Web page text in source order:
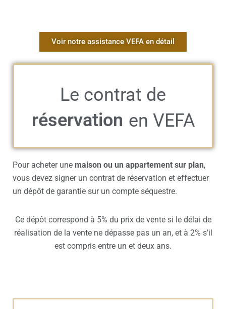
Voir notre assistance VEFA en détail
Le contrat de
réservation en VEFA
Pour acheter une maison ou un appartement sur plan,
vous devez signer un contrat de réservation et effectuer
un dépôt de garantie sur un compte séquestre.
Ce dépôt correspond à 5% du prix de vente si le délai de
réalisation de la vente ne dépasse pas un an, et à 2% s’il
est compris entre un et deux ans.